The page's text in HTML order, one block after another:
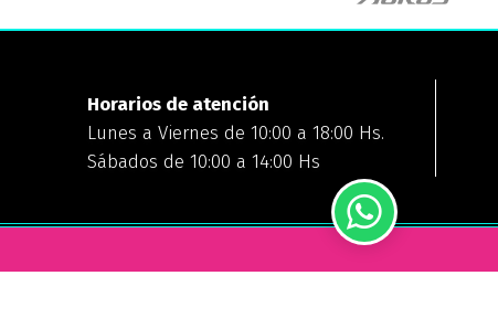
Horarios de atención
Lunes a Viernes de 10:00 a 18:00 Hs.
Sábados de 10:00 a 14:00 Hs